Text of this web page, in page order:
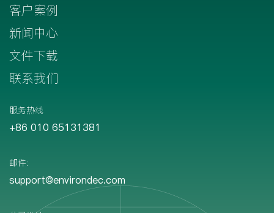
客户案例
新闻中心
文件下载
联系我们
服务热线
+86 010 65131381
邮件:
support@environdec.com